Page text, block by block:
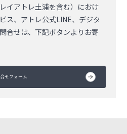
イアトレ土浦を含む）におけ
ス、アトレ公式LINE、デジタ
合せは、下記ボタンよりお寄
せフォーム